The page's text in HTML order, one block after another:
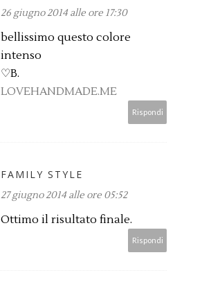
26 giugno 2014 alle ore 17:30
bellissimo questo colore
intenso
♡B.
LOVEHANDMADE.ME
Rispondi
FAMILY STYLE
27 giugno 2014 alle ore 05:52
Ottimo il risultato finale.
Rispondi